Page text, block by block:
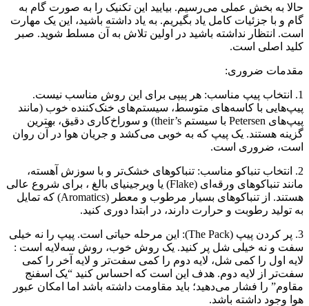
حالا به بخش عملی می‌رسیم. بیایید این تکنیک را به صورت گام به
گام و با جزئیات کامل یاد بگیریم. به یاد داشته باشید، این یک مهارت
است. انتظار نداشته باشید در اولین تلاش به آن مسلط شوید. صبر
کلید اصلی است.
مقدمات ضروری:
1. انتخاب پیپ مناسب: هر پیپی برای این روش مناسب نیست.
پیپ‌هایی با کاسه‌های متوسط، سیستم‌های خنک‌کننده خوب (مانند
پیپ‌های Petersen با سیستم their’s) و سوراخ‌کاری دقیق، بهترین
گزینه هستند. یک پیپ که به خوبی می‌کشد و جریان هوا در آن روان
است، ضروری است.
2. انتخاب تنباکو مناسب: تنباکوهای خشک‌تر و با سوزش آهسته،
مانند تنباکوهای ورقه‌ای (Flake) یا ویرجینیای بالغ ، برای شروع عالی
هستند. از تنباکوهای بسیار مرطوب و معطر (Aromatics) که تمایل
به تولید رطوبت و حرارت دارند، در ابتدا دوری کنید.
3. پر کردن پیپ (The Pack): این مرحله حیاتی است. پیپ را نه خیلی
سفت و نه خیلی شل پر کنید. یک روش خوب، روش سه‌لایه است :
لایه اول را کمی شل، لایه دوم را کمی سفت‌تر و لایه آخر را کمی
سفت‌تر از لایه دوم. هدف این است که احساس کنید “یک اسفنج
مقاوم” را فشار می‌دهید؛ باید مقاومت داشته باشد اما امکان عبور
هوا وجود داشته باشد.